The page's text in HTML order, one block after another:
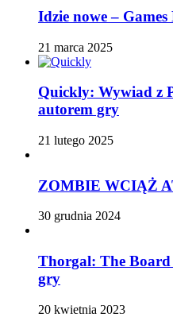
Idzie nowe – Games
21 marca 2025
Quickly: Wywiad z
autorem gry
21 lutego 2025
ZOMBIE WCIĄŻ
30 grudnia 2024
Thorgal: The Board
gry
20 kwietnia 2023